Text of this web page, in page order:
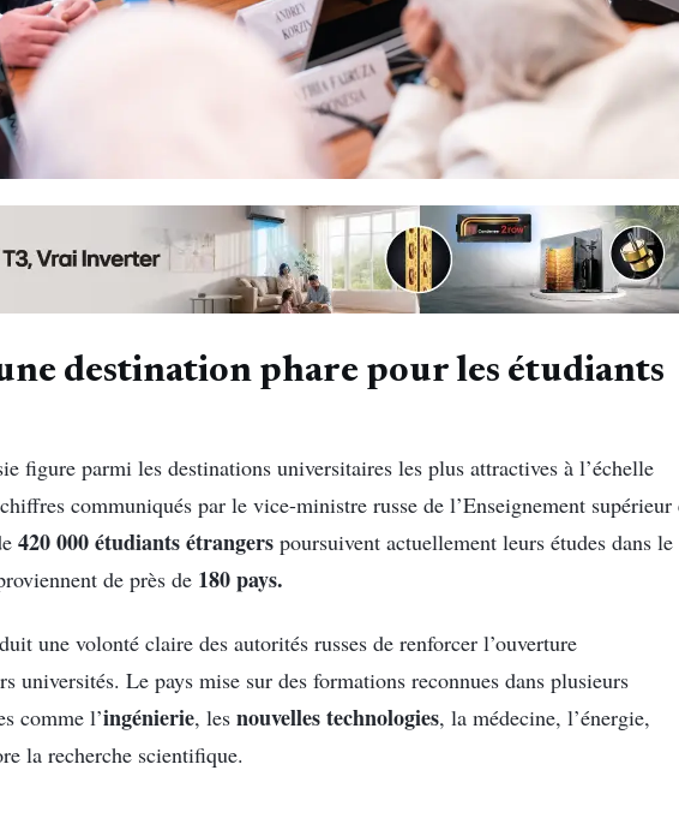
destination phare pour les étudiants
figure parmi les destinations universitaires les plus attractives à l’échelle
communiqués par le vice-ministre russe de l’Enseignement supérieur
420 000 étudiants étrangers poursuivent actuellement leurs études dans le
de près de 180 pays.
une volonté claire des autorités russes de renforcer l’ouverture
universités. Le pays mise sur des formations reconnues dans plusieurs
comme l’ingénierie, les nouvelles technologies, la médecine, l’énergie,
la recherche scientifique.